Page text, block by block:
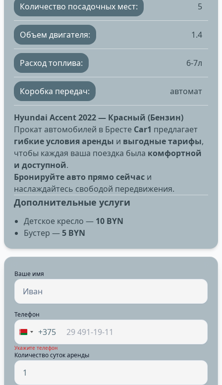
Количество посадочных мест: 5
Объем двигателя: 1.4
Расход топлива: 6-7л
Коробка передач: автомат
Hyundai Accent 2022 — Красный (Бензин)
Прокат автомобилей в Бресте Car1 предлагает
гибкие условия аренды и выгодные тарифы,
чтобы каждая ваша поездка была комфортной
и доступной.
Бронируйте авто прямо сейчас и
наслаждайтесь свободой передвижения.
Дополнительные услуги
Детское кресло — 10 BYN
Бустер —5 BYN
Ваше имя
Телефон
+375
Укажите телефон
Количество суток аренды